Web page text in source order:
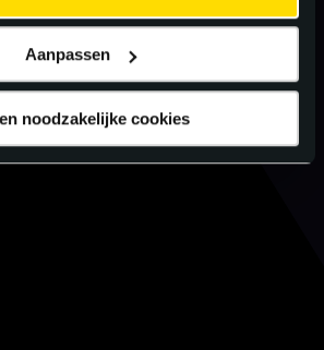
Aanpassen
noodzakelijke cookies